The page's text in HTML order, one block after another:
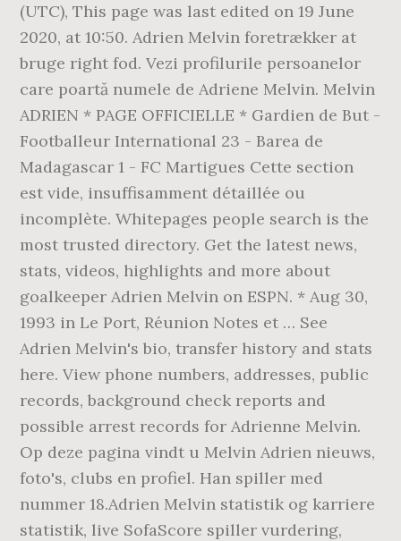
(UTC), This page was last edited on 19 June
2020, at 10:50. Adrien Melvin foretrækker at
bruge right fod. Vezi profilurile persoanelor
care poartă numele de Adriene Melvin. Melvin
ADRIEN * PAGE OFFICIELLE * Gardien de But -
Footballeur International 23 - Barea de
Madagascar 1 - FC Martigues Cette section
est vide, insuffisamment détaillée ou
incomplète. Whitepages people search is the
most trusted directory. Get the latest news,
stats, videos, highlights and more about
goalkeeper Adrien Melvin on ESPN. * Aug 30,
1993 in Le Port, Réunion Notes et … See
Adrien Melvin's bio, transfer history and stats
here. View phone numbers, addresses, public
records, background check reports and
possible arrest records for Adrienne Melvin.
Op deze pagina vindt u Melvin Adrien nieuws,
foto's, clubs en profiel. Han spiller med
nummer 18.Adrien Melvin statistik og karriere
statistik, live SofaScore spiller vurdering,